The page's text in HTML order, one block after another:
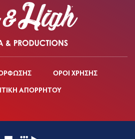
ΟΡΟΙ ΧΡΗΣΗΣ
ΑΠΟΡΡΗΤΟΥ